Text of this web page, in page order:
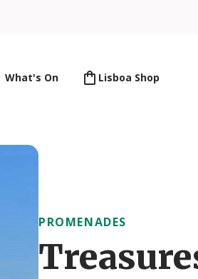
What's On Lisboa Shop
PROMENADES